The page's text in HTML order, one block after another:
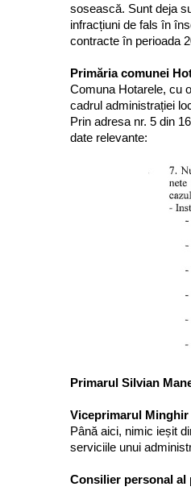
sosească. Sunt deja
infracțiuni de fals în
contracte în perioada
Primăria comunei
Comuna Hotarele, cu
cadrul administrației
Prin adresa nr. 5 din
date relevante:
Primarul Silvian
Viceprimarul Minghir
Până aici, nimic ieșit
serviciile unui
Consilier personal al